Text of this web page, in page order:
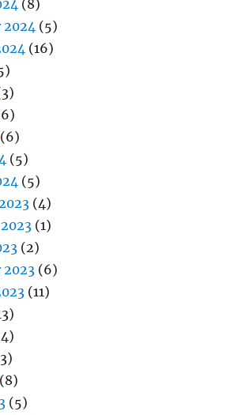
(8)
2024 (5)
(16)
(6)
(5)
(5)
(4)
(1)
(2)
2023 (6)
(11)
(8)
(5)